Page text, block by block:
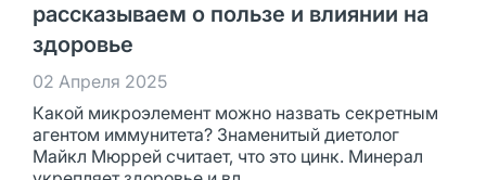
рассказываем о пользе и влиянии на
здоровье
02 Апреля 2025
Какой микроэлемент можно назвать секретным
агентом иммунитета? Знаменитый диетолог
Майкл Мюррей считает, что это цинк. Минерал